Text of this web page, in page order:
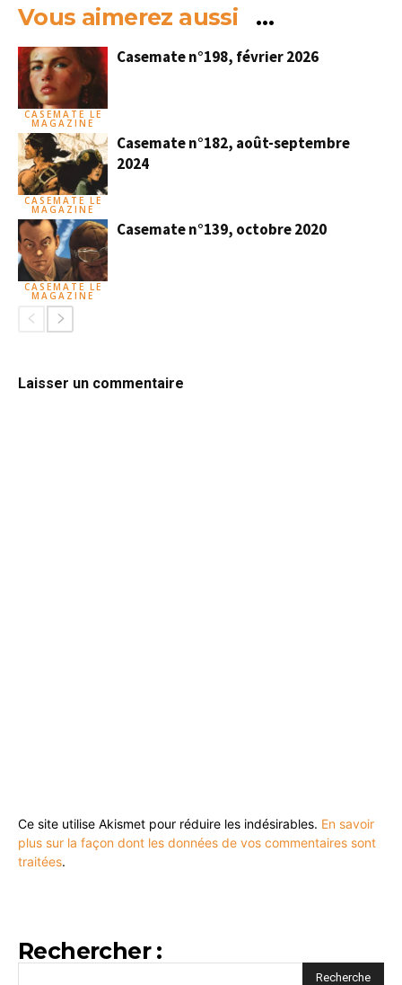
Vous aimerez aussi …
CASEMATE LE
MAGAZINE
Casemate n°198, février 2026
CASEMATE LE
MAGAZINE
Casemate n°182, août-septembre
2024
CASEMATE LE
MAGAZINE
Casemate n°139, octobre 2020
Laisser un commentaire
Ce site utilise Akismet pour réduire les indésirables. En savoir
plus sur la façon dont les données de vos commentaires sont
traitées.
Rechercher :